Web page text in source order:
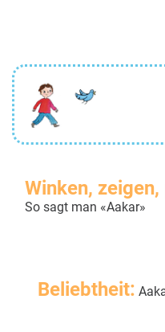
Winken,
So sagt man «Aakar»
Beliebtheit: